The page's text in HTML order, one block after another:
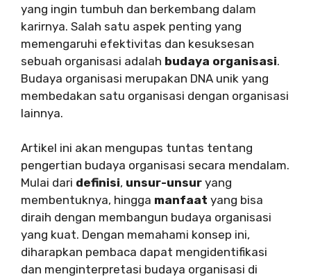
yang ingin tumbuh dan berkembang dalam
karirnya. Salah satu aspek penting yang
memengaruhi efektivitas dan kesuksesan
sebuah organisasi adalah budaya organisasi.
Budaya organisasi merupakan DNA unik yang
membedakan satu organisasi dengan organisasi
lainnya.
Artikel ini akan mengupas tuntas tentang
pengertian budaya organisasi secara mendalam.
Mulai dari definisi, unsur-unsur yang
membentuknya, hingga manfaat yang bisa
diraih dengan membangun budaya organisasi
yang kuat. Dengan memahami konsep ini,
diharapkan pembaca dapat mengidentifikasi
dan menginterpretasi budaya organisasi di